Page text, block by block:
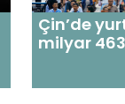
Çin’de
milyar